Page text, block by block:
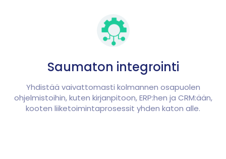
Saumaton integrointi
Yhdistää vaivattomasti kolmannen osapuolen
ohjelmistoihin, kuten kirjanpitoon, ERP:hen ja CRM:ään,
kooten liiketoimintaprosessit yhden katon alle.